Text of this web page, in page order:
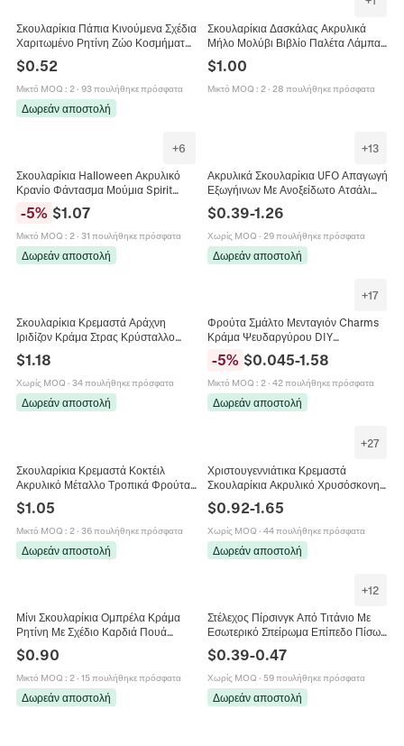
Σκουλαρίκια Πάπια Κινούμενα Σχέδια
Χαριτωμένο Ρητίνη Ζώο Κοσμήματα
Παιδιά Πρωτότυπο
$0.52
Μικτό MOQ : 2· 93 πουλήθηκε πρόσφατα
Δωρεάν αποστολή
Σκουλαρίκια Δασκάλας Ακρυλικά
Μήλο Μολύβι Βιβλίο Παλέτα Λάμπα
Δώρο Για Εκπαιδευτικούς
$1.00
Μικτό MOQ : 2· 28 πουλήθηκε πρόσφατα
+6
Σκουλαρίκια Halloween Ακρυλικό
Κρανίο Φάντασμα Μούμια Spirit
Board Γοτθικό Πανκ Κρεμαστά
Γυναίκες Κορίτσια Κοσμήματα
-5% $1.07
Μικτό MOQ : 2· 31 πουλήθηκε πρόσφατα
Δωρεάν αποστολή
+13
Ακρυλικά Σκουλαρίκια UFO Απαγωγή
Εξωγήινων Με Ανοξείδωτο Ατσάλι
Δημιουργικά Κοσμήματα Για
Γυναίκες
$0.39-1.26
Χωρίς MOQ · 29 πουλήθηκε πρόσφατα
Δωρεάν αποστολή
Σκουλαρίκια Κρεμαστά Αράχνη
Ιριδίζον Κράμα Στρας Κρύσταλλο
Γοτθικό Χάλοουιν Κόσμημα Για
Γυναίκες
$1.18
Χωρίς MOQ · 34 πουλήθηκε πρόσφατα
Δωρεάν αποστολή
+17
Φρούτα Σμάλτο Μενταγιόν Charms
Κράμα Ψευδαργύρου DIY
Κατασκευή Κοσμημάτων Κολιέ
Σκουλαρίκια Μπρελόκ Μικτά
Σχήματα
-5% $0.045-1.58
Μικτό MOQ : 2· 42 πουλήθηκε πρόσφατα
Δωρεάν αποστολή
Σκουλαρίκια Κρεμαστά Κοκτέιλ
Ακρυλικό Μέταλλο Τροπικά Φρούτα
Καλοκαιρινό Πάρτι Διακοπές
Κοσμήματα Γυναικεία
$1.05
Μικτό MOQ : 2· 36 πουλήθηκε πρόσφατα
Δωρεάν αποστολή
+27
Χριστουγεννιάτικα Κρεμαστά
Σκουλαρίκια Ακρυλικό Χρυσόσκονη
Χριστουγεννιάτικο Δέντρο Με
Κούμπωμα Από Κράμα Κοσμήματα
$0.92-1.65
Χωρίς MOQ · 44 πουλήθηκε πρόσφατα
Δωρεάν αποστολή
Μίνι Σκουλαρίκια Ομπρέλα Κράμα
Ρητίνη Με Σχέδιο Καρδιά Πουά
Τεχνητό Τεχνητό Μαργαριτάρι Γλυκό
Πρωτότυπο Για Γυναίκες
$0.90
Μικτό MOQ : 2· 15 πουλήθηκε πρόσφατα
Δωρεάν αποστολή
+12
Στέλεχος Πίρσινγκ Από Τιτάνιο Με
Εσωτερικό Σπείρωμα Επίπεδο Πίσω
Μέρος Αξεσουάρ Σκουλαρίκι
Κοσμήματα Σώματος
$0.39-0.47
Χωρίς MOQ · 59 πουλήθηκε πρόσφατα
Δωρεάν αποστολή